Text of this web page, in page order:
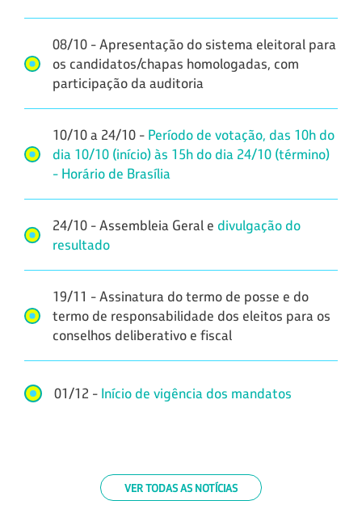
08/10 - Apresentação do sistema eleitoral para
os candidatos/chapas homologadas, com
participação da auditoria
10/10 a 24/10 - Período de votação, das 10h do
dia 10/10 (início) às 15h do dia 24/10 (término)
- Horário de Brasília
24/10 - Assembleia Geral e divulgação do
resultado
19/11 - Assinatura do termo de posse e do
termo de responsabilidade dos eleitos para os
conselhos deliberativo e fiscal
01/12 - Início de vigência dos mandatos
VER TODAS AS NOTÍCIAS